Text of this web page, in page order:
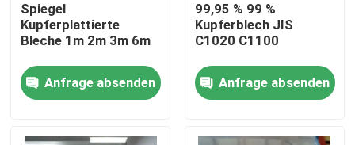
Spiegel
Kupferplattierte
Bleche 1m 2m 3m 6m
Anfrage absenden
99,95 % 99 %
Kupferblech JIS
C1020 C1100
Anfrage absenden